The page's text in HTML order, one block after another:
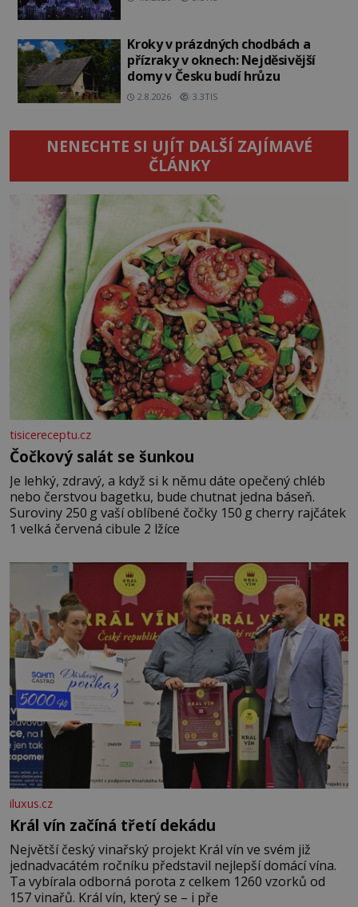
Kroky v prázdných chodbách a
přízraky v oknech: Nejděsivější
domy v Česku budí hrůzu
2.8.2026 3.3TIS
NENECHTE SI UJÍT DALŠÍ ZAJÍMAVÉ
ČLÁNKY
tisicereceptu.cz
Čočkový salát se šunkou
Je lehký, zdravý, a když si k němu dáte opečený chléb
nebo čerstvou bagetku, bude chutnat jedna báseň.
Suroviny 250 g vaší oblíbené čočky 150 g cherry rajčátek
1 velká červená cibule 2 lžíce
iluxus.cz
Král vín začíná třetí dekádu
Největší český vinařský projekt Král vín ve svém již
jednadvacátém ročníku představil nejlepší domácí vína.
Ta vybírala odborná porota z celkem 1260 vzorků od
157 vinařů. Král vín, který se – i pře